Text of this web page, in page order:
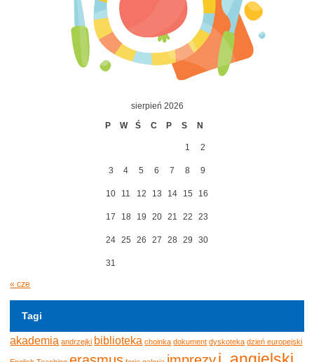
sierpień 2026
P
W Ś C P S N
1 2
3 4 5 6 7 8 9
10 11 12 13 14 15 16
17 18 19 20 21 22 23
24 25 26 27 28 29 30
31
« cze
Tagi
akademia andrzejki biblioteka choinka dokument dyskoteka dzień europejski